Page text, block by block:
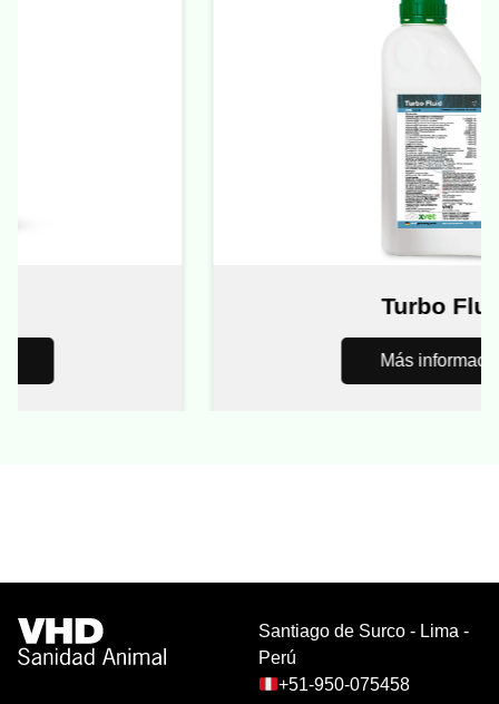
Turbo Fluid
Más información
Santiago de Surco - Lima -
Perú
+51-950-075458